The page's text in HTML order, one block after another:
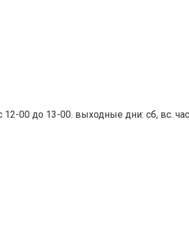
12-00 до 13-00. выходные дни: сб, вс.